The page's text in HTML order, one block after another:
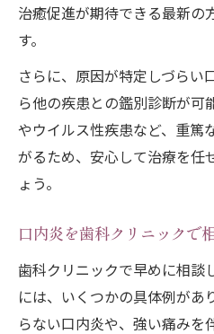
治癒促進が期待できる最新の
す。
さらに、原因が特定しづらい
ら他の疾患との鑑別診断が可
やウイルス性疾患など、重篤
がるため、安心して治療を任
ょう。
口内炎を歯科クリニックで
歯科クリニックで早めに相談
には、いくつかの具体例があ
らない口内炎や、強い痛みを